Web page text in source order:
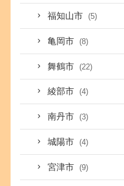
福知山市 (5)
亀岡市 (8)
舞鶴市 (22)
綾部市 (4)
南丹市 (3)
城陽市 (4)
宮津市 (9)